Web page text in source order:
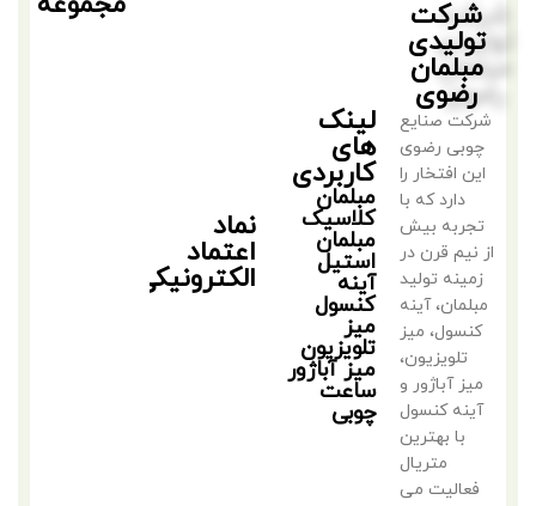
شرکت
تولیدی
مبلمان
رضوی
شرکت صنایع
چوبی رضوی
این افتخار را
دارد که با
تجربه بیش
از نیم قرن در
زمینه تولید
مبلمان، آینه
کنسول، میز
تلویزیون،
میز آباژور و
آینه کنسول
با بهترین
متریال
فعالیت می
لینک
های
کاربردی
مبلمان
کلاسیک
مبلمان
استیل
آینه
کنسول
میز
تلویزیون
میز آباژور
ساعت
چوبی
نماد
اعتماد
الکترونیکی